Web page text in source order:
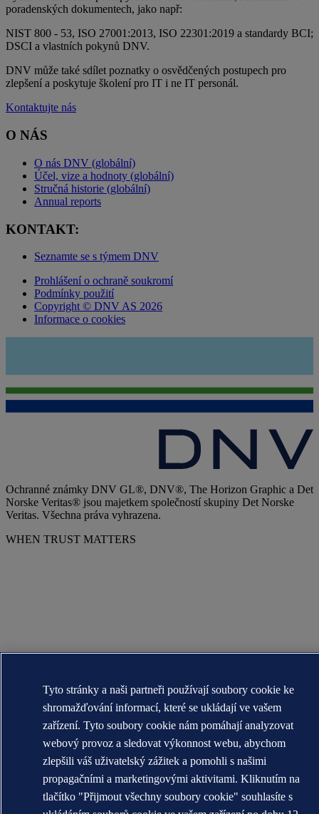
poradenských dokumentech, jako např:
NIST 800 - 53, ISO 27001:2013, ISO 22301:2019 a standardy BCI;
DSCI a vlastních pokynů DNV.
DNV může také sdílet poznatky o osvědčených postupech pro
zlepšení a poskytuje školení pro IT i ne IT personál.
Kontaktujte nás
O NÁS
O nás DNV (globální)
Účel, vize a hodnoty (globální)
Stručná historie (globální)
Annual reports
KONTAKT:
Seznamte se s týmem DNV
Prohlášení o ochraně soukromí
Podmínky použití
Copyright © DNV AS 2026
Informace o cookies
Ochranné známky DNV GL®, DNV®, The Horizon Graphic a Det
Norske Veritas® jsou majetkem společností skupiny Det Norske
Veritas. Všechna práva vyhrazena.
WHEN TRUST MATTERS
Tyto stránky a naši partneři používají soubory cookie ke
shromažďování informací, které se ukládají ve vašem
zařízení. Tyto soubory cookie nám pomáhají analyzovat
webový provoz a sledovat výkonnost webu, abychom
zlepšili váš uživatelský zážitek a pomohli s našimi
propagačními a marketingovými aktivitami. Kliknutím na
tlačítko "Přijmout všechny soubory cookie" souhlasíte s